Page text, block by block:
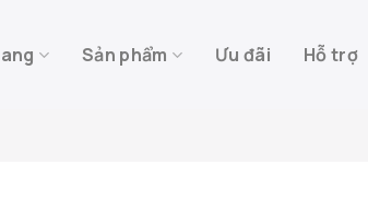
Sản phẩm Ưu đãi Hỗ trợ